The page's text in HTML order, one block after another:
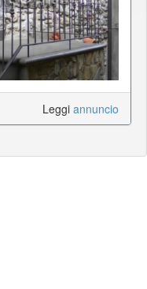
Leggi annuncio